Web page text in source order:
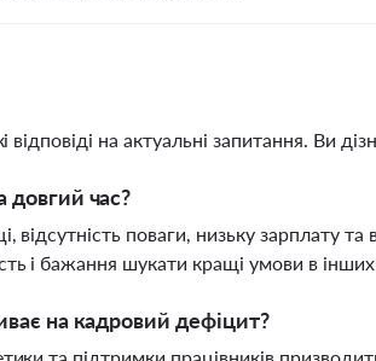
на актуальні запитання. Ви
довгий час?
поваги, низьку зарплату та
і бажання шукати кращі умови в
на кадровий дефіцит?